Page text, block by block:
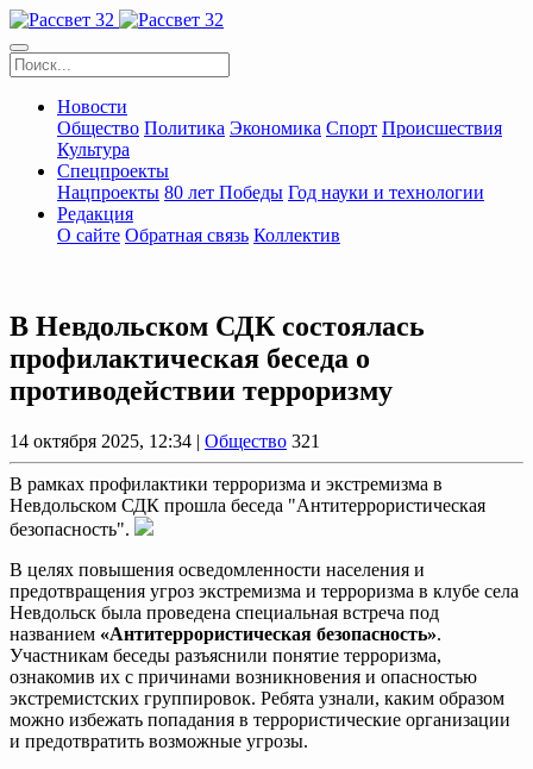
Новости
Общество Политика Экономика Спорт Происшествия
Культура
Спецпроекты
Нацпроекты 80 лет Победы Год науки и технологии
Редакция
О сайте Обратная связь Коллектив
В Невдольском СДК состоялась
профилактическая беседа о
противодействии терроризму
14 октября 2025, 12:34 | Общество 321
В рамках профилактики терроризма и экстремизма в
Невдольском СДК прошла беседа "Антитеррористическая
безопасность".
В целях повышения осведомленности населения и
предотвращения угроз экстремизма и терроризма в клубе села
Невдольск была проведена специальная встреча под
названием «Антитеррористическая безопасность».
Участникам беседы разъяснили понятие терроризма,
ознакомив их с причинами возникновения и опасностью
экстремистских группировок. Ребята узнали, каким образом
можно избежать попадания в террористические организации
и предотвратить возможные угрозы.